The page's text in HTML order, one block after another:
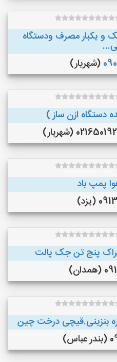
و یکبار مصرف ودستگاه
(شهریار)
دستگاه ازن ساز )
پمپ باد
(یزد)
پنج تن جک پالت
بنزینی.قیچی درخت چین